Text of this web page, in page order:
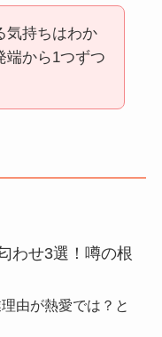
気持ちはわか
端から1つずつ
わせ3選！噂の根
由が熱愛では？と